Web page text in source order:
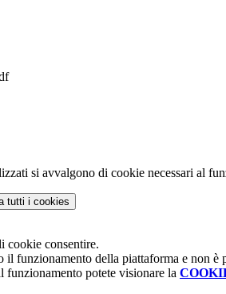
si avvalgono di cookie necessari al
tutti i cookies
cookie consentire.
il funzionamento della piattaforma e non è
funzionamento potete visionare la